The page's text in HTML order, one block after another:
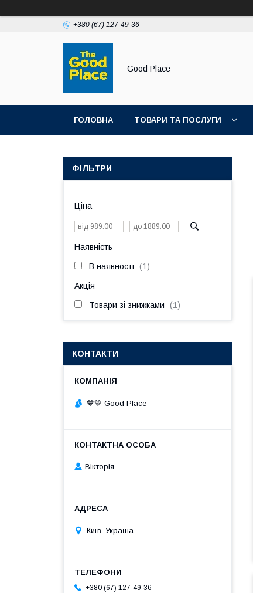
+380 (67) 127-49-36
Good Place
ГОЛОВНА ТОВАРИ ТА ПОСЛУГИ
ФІЛЬТРИ
Ціна
Наявність
В наявності 1
Акція
Товари зі знижками 1
КОНТАКТИ
💙💛 Good Place
Вікторія
Київ, Україна
+380 (67) 127-49-36